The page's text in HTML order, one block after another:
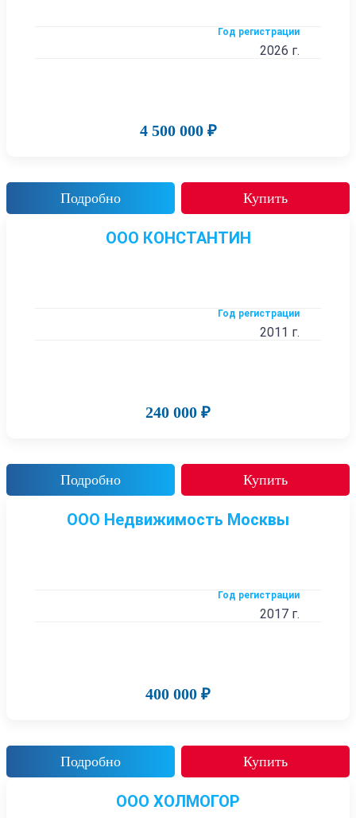
Год регистрации
2026 г.
4 500 000 ₽
Подробно Купить
ООО КОНСТАНТИН
Год регистрации
2011 г.
240 000 ₽
Подробно Купить
ООО Недвижимость Москвы
Год регистрации
2017 г.
400 000 ₽
Подробно Купить
ООО ХОЛМОГОР